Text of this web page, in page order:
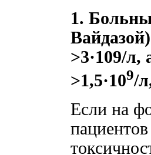
1.
>3·109/л,
>1,5·109/
Если на